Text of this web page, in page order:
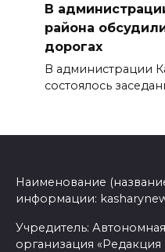
В
района
дорогах
В администрации
состоялось
Наименование
информации:
Учредитель:
организация «Редакция